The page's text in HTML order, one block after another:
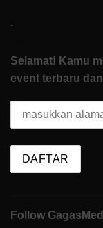
.
Selamat! Kamu
event terbaru
Follow